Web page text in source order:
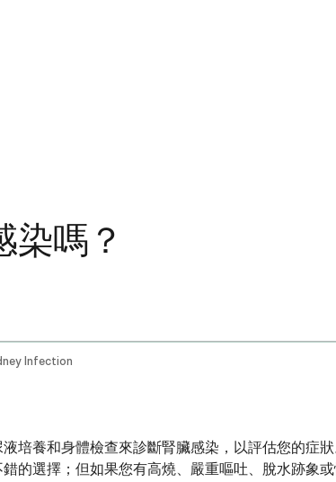
染嗎？
Infection
培養和身體檢查來診斷腎臟感染，以評估您的症狀
的選擇；但如果您有高燒、嚴重嘔吐、脫水跡象或